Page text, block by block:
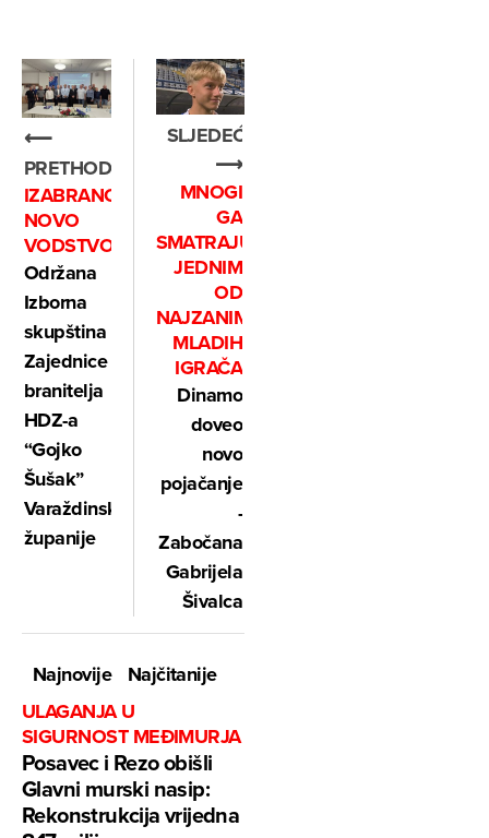
⟵
PRETHODNO
IZABRANO
NOVO
VODSTVO
Održana
Izborna
skupština
Zajednice
branitelja
HDZ-a
“Gojko
Šušak”
Varaždinske
županije
SLJEDEĆE
⟶
MNOGI
GA
SMATRAJU
JEDNIM
OD
NAJZANIMLJIVIJIH
MLADIH
IGRAČA
Dinamo
doveo
novo
pojačanje
-
Zabočana
Gabrijela
Šivalca
Najnovije
Najčitanije
ULAGANJA U
SIGURNOST MEĐIMURJA
Posavec i Rezo obišli
Glavni murski nasip:
Rekonstrukcija vrijedna